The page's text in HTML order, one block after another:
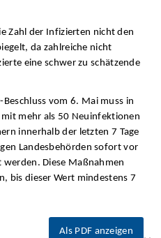
Zahl der Infizierten nicht den
da zahlreiche nicht
eine schwer zu schätzende
vom 6. Mai muss in
mehr als 50 Neuinfektionen
innerhalb der letzten 7 Tage
Landesbehörden sofort vor
Diese Maßnahmen
bis dieser Wert mindestens 7
Als PDF anzeigen